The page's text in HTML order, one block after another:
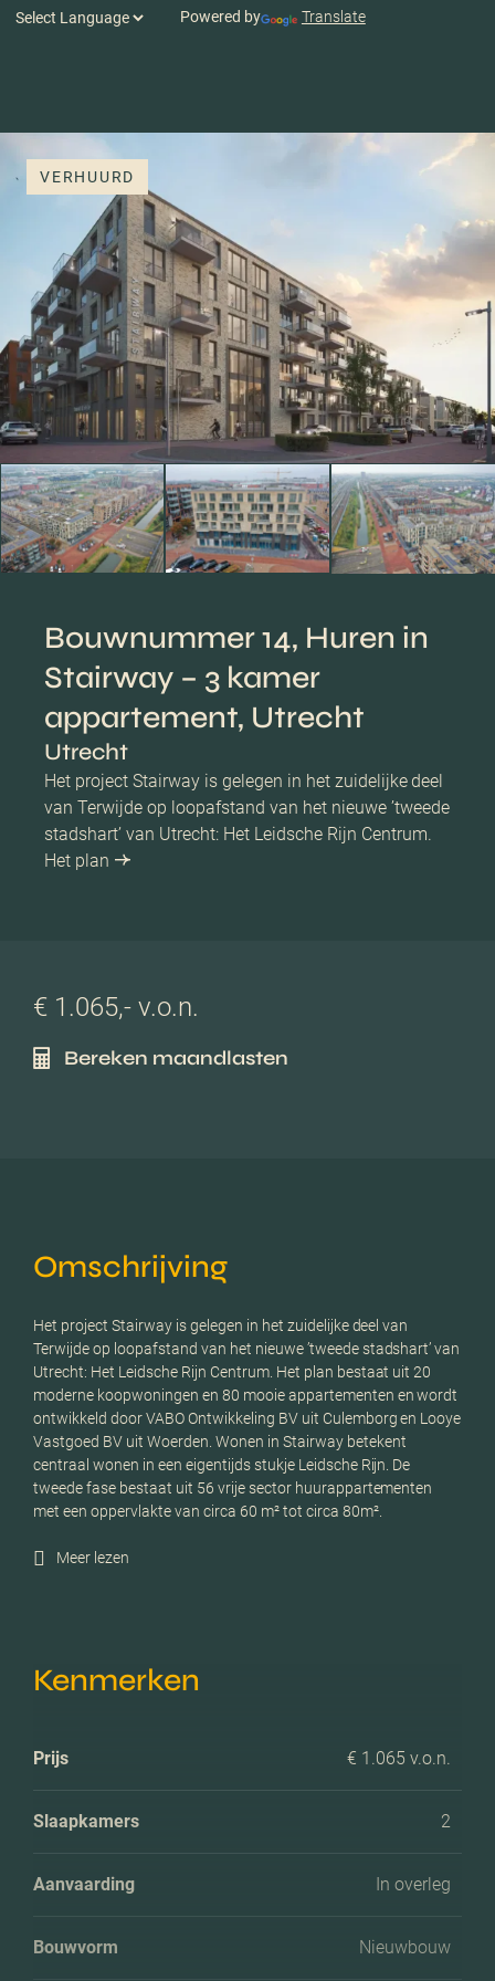
Powered by Translate
VERHUURD
Bouwnummer 14, Huren in
Stairway – 3 kamer
appartement, Utrecht
Utrecht
Het project Stairway is gelegen in het zuidelijke deel
van Terwijde op loopafstand van het nieuwe ’tweede
stadshart’ van Utrecht: Het Leidsche Rijn Centrum.
Het plan
€ 1.065,- v.o.n.
Bereken maandlasten
Omschrijving
Het project Stairway is gelegen in het zuidelijke deel van
Terwijde op loopafstand van het nieuwe ’tweede stadshart’ van
Utrecht: Het Leidsche Rijn Centrum. Het plan bestaat uit 20
moderne koopwoningen en 80 mooie appartementen en wordt
ontwikkeld door VABO Ontwikkeling BV uit Culemborg en Looye
Vastgoed BV uit Woerden. Wonen in Stairway betekent
centraal wonen in een eigentijds stukje Leidsche Rijn. De
tweede fase bestaat uit 56 vrije sector huurappartementen
met een oppervlakte van circa 60 m² tot circa 80m².
Meer lezen
Kenmerken
Prijs € 1.065 v.o.n.
Slaapkamers 2
Aanvaarding In overleg
Bouwvorm Nieuwbouw